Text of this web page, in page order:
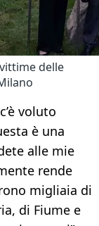
delle
voluto
è una
alle mie
rende
migliaia di
di Fiume e